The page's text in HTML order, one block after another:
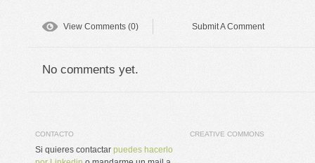
View Comments (0) Submit A Comment
No comments yet.
CONTACTO
Si quieres contactar puedes hacerlo
CREATIVE COMMONS